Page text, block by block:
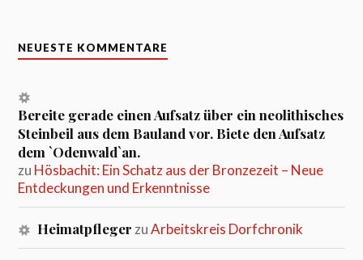
NEUESTE KOMMENTARE
Bereite gerade einen Aufsatz über ein neolithisches
Steinbeil aus dem Bauland vor. Biete den Aufsatz
dem `Odenwald`an.
zu Hösbachit: Ein Schatz aus der Bronzezeit – Neue
Entdeckungen und Erkenntnisse
HeimatpflegerzuArbeitskreis Dorfchronik